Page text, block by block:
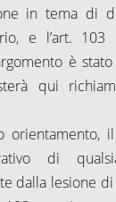
in tema di
e l’art. 103
è
qui
orientamento,
di
dalla lesione di